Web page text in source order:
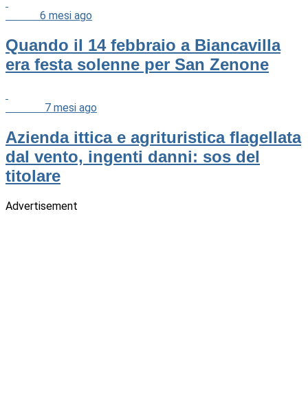
6 mesi ago
Quando il 14 febbraio a Biancavilla
era festa solenne per San Zenone
7 mesi ago
Azienda ittica e agrituristica flagellata
dal vento, ingenti danni: sos del
titolare
Advertisement